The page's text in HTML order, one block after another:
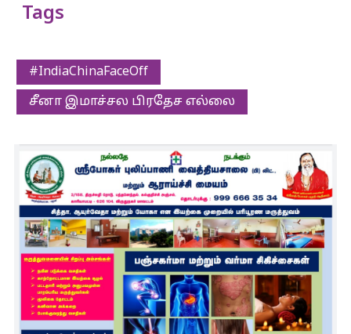
Tags
#IndiaChinaFaceOff
சீனா இமாச்சல பிரதேச எல்லை